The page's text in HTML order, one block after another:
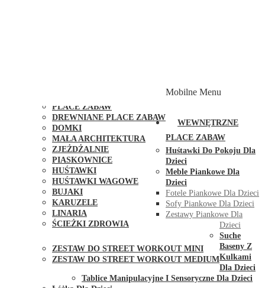
PLACE ZABAW
DREWNIANE PLACE ZABAW
DOMKI
MAŁA ARCHITEKTURA
ZJEŻDŻALNIE
PIASKOWNICE
HUŚTAWKI
HUŚTAWKI WAGOWE
BUJAKI
KARUZELE
LINARIA
ŚCIEŻKI ZDROWIA
ZESTAW DO STREET WORKOUT MINI
ZESTAW DO STREET WORKOUT MEDIUM
Mobilne Menu
WEWNĘTRZNE
PLACE ZABAW
Huśtawki Do Pokoju Dla
Dzieci
Meble Piankowe Dla
Dzieci
Fotele Piankowe Dla Dzieci
Sofy Piankowe Dla Dzieci
Zestawy Piankowe Dla
Dzieci
Suche
Baseny Z
Kulkami
Dla Dzieci
Tablice Manipulacyjne I Sensoryczne Dla Dzieci